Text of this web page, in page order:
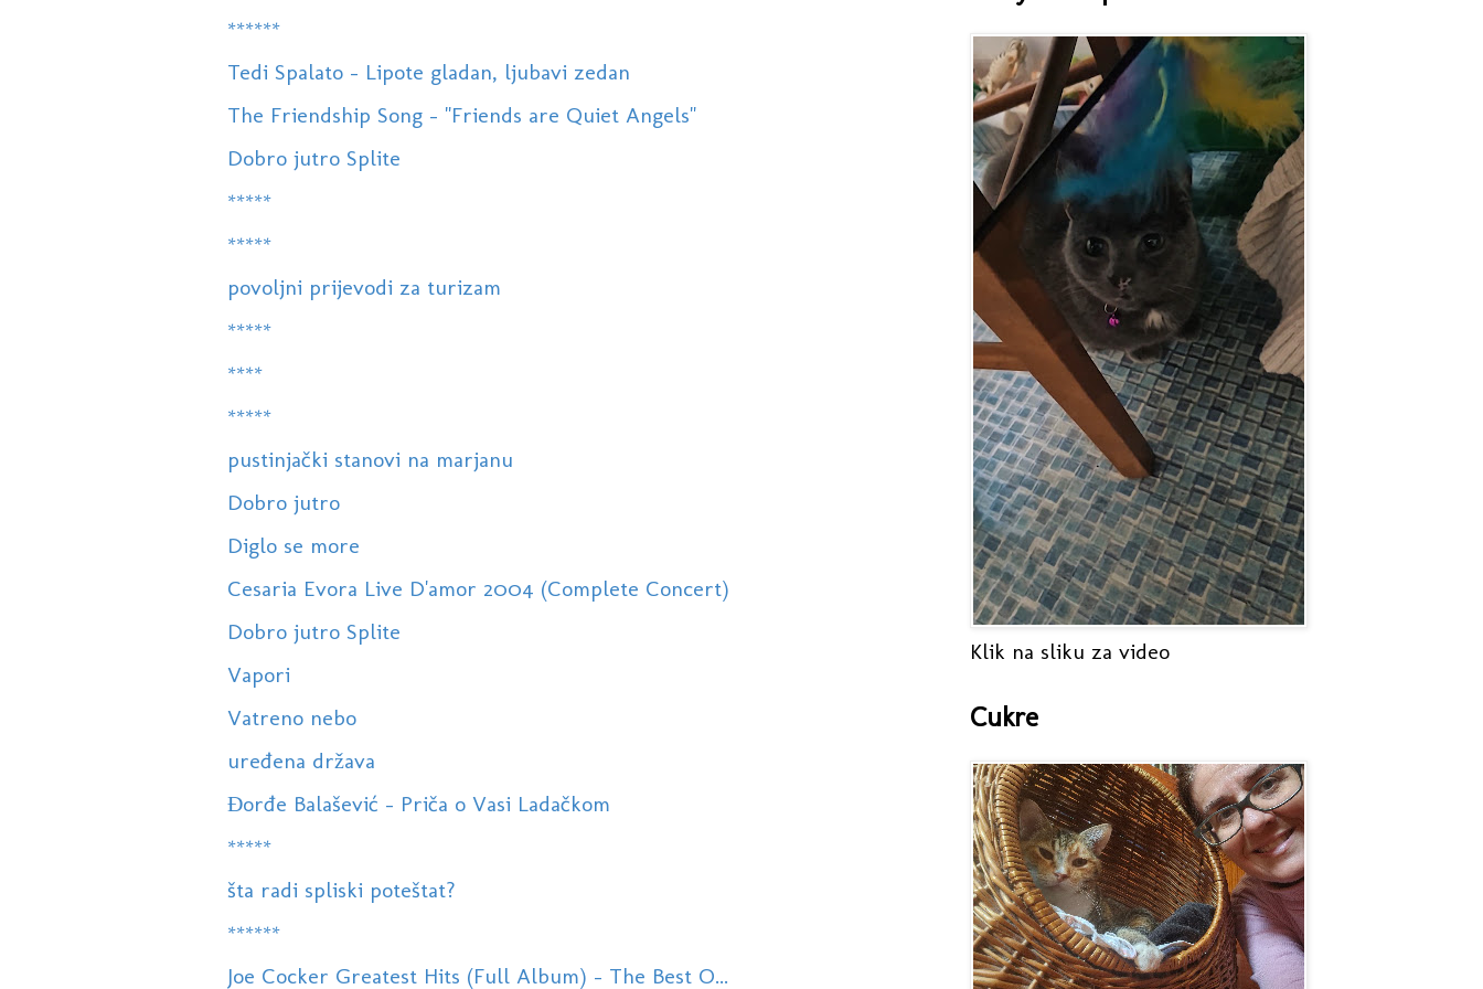
******
Tedi Spalato - Lipote gladan, ljubavi zedan
The Friendship Song - "Friends are Quiet Angels"
Dobro jutro Splite
*****
*****
povoljni prijevodi za turizam
*****
****
*****
pustinjački stanovi na marjanu
Dobro jutro
Diglo se more
Cesaria Evora Live D'amor 2004 (Complete Concert)
Dobro jutro Splite
Vapori
Vatreno nebo
uređena država
Đorđe Balašević - Priča o Vasi Ladačkom
*****
šta radi spliski poteštat?
******
Joe Cocker Greatest Hits (Full Album) - The Best O...
Klik na sliku za video
Cukre